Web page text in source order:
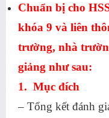
Chuẩn bị cho
khóa 9 và liên
trường, nhà
giảng như sau:
1. Mục đích
– Tổng kết đánh